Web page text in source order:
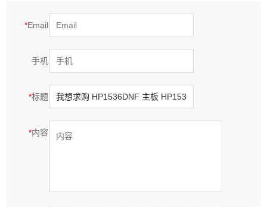
*Email
手机
*标题
*内容